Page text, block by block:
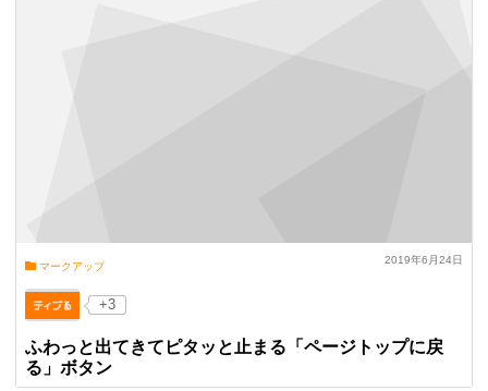
2019年6月24日
マークアップ
+3
ふわっと出てきてピタッと止まる「ページトップに戻
る」ボタン